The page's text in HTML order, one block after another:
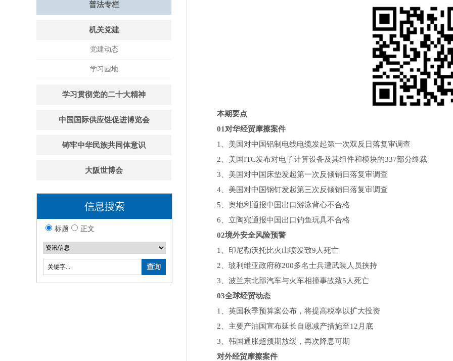
普法专栏
机关党建
党建动态
学习园地
学习贯彻党的二十大精神
中国国际供应链促进博览会
铸牢中华民族共同体意识
大阪世博会
信息搜索
标题 正文
本期要点
01对华经贸摩擦案件
1、美国对中国铝制电线电缆发起第一次双反日落复审调查
2、美国ITC发布对电子计算设备及其组件和模块的337部分终裁
3、美国对中国床垫发起第一次反倾销日落复审调查
4、美国对中国钢钉发起第三次反倾销日落复审调查
5、奥地利通报中国出口游泳背心不合格
6、立陶宛通报中国出口钓鱼玩具不合格
02境外安全风险预警
1、印尼勒沃托比火山喷发致9人死亡
2、玻利维亚政府称200多名士兵遭武装人员挟持
3、波兰东北部汽车与火车相撞事故致5人死亡
03全球经贸动态
1、英国秋季预算案公布，将提高税率以扩大投资
2、主要产油国宣布延长自愿减产措施至12月底
3、韩国通胀超预期放缓，再次降息可期
对外经贸摩擦案件